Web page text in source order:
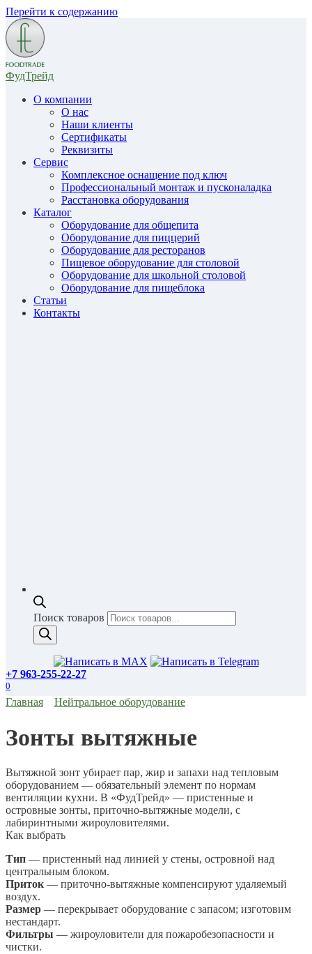
Перейти к содержанию
ФудТрейд
О компании
О нас
Наши клиенты
Сертификаты
Реквизиты
Сервис
Комплексное оснащение под ключ
Профессиональный монтаж и пусконаладка
Расстановка оборудования
Каталог
Оборудование для общепита
Оборудование для пиццерий
Оборудование для ресторанов
Пищевое оборудование для столовой
Оборудование для школьной столовой
Оборудование для пищеблока
Статьи
Контакты
Поиск товаров
+7 963-255-22-27
0
Главная Нейтральное оборудование
Зонты вытяжные
Вытяжной зонт убирает пар, жир и запахи над тепловым
оборудованием — обязательный элемент по нормам
вентиляции кухни. В «ФудТрейд» — пристенные и
островные зонты, приточно-вытяжные модели, с
лабиринтными жироуловителями.
Как выбрать
Тип — пристенный над линией у стены, островной над
центральным блоком.
Приток — приточно-вытяжные компенсируют удаляемый
воздух.
Размер — перекрывает оборудование с запасом; изготовим
нестандарт.
Фильтры — жироуловители для пожаробезопасности и
чистки.